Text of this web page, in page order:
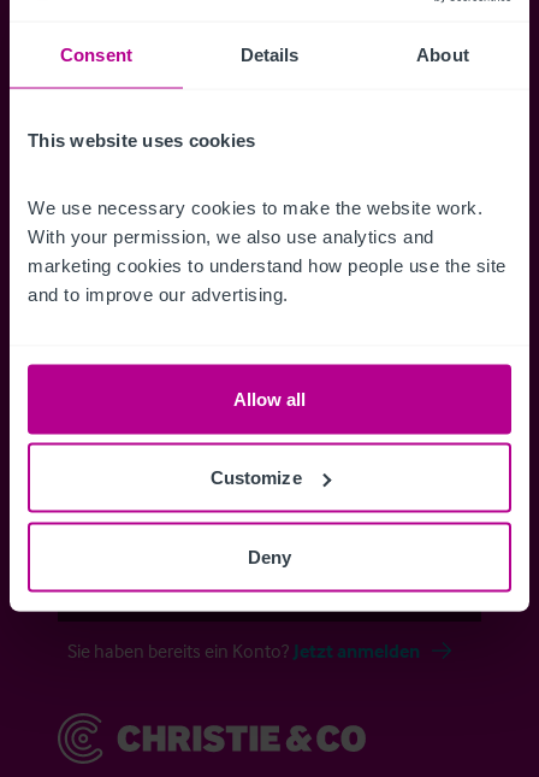
Consent Details About
This website uses cookies
We use necessary cookies to make the website work.
With your permission, we also use analytics and
marketing cookies to understand how people use the site
and to improve our advertising.
Allow all
Customize
Deny
Kartenansicht sowie die Möglichkeit
Suchkriterien zu speichern und
erhalten.
Zugriff auf alle
Verkaufsmandate - exklusiv für
Mitglieder.
und einfach
Anmelden
Sie haben bereits ein Konto? Jetzt anmelden